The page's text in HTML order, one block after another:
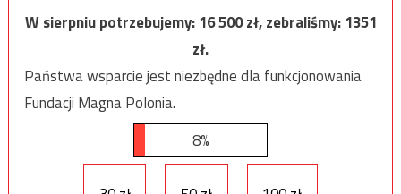
W sierpniu potrzebujemy:16 500zł, zebraliśmy:1351
zł.
Państwa wsparcie jest niezbędne dla funkcjonowania
Fundacji Magna Polonia.
8%